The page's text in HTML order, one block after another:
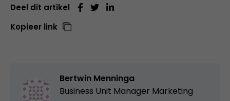
Deel dit artikel
Kopieer link
Bertwin Menninga
Business Unit Manager Marketing